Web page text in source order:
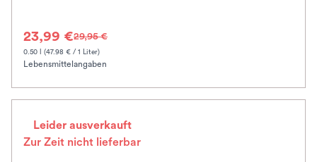
23,99 €29,95 €
0.50 l (47.98 € / 1 Liter)
Lebensmittelangaben
Leider ausverkauft
Zur Zeit nicht lieferbar